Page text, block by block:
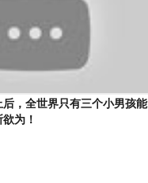
后，全世界只有三个小男孩能
为！